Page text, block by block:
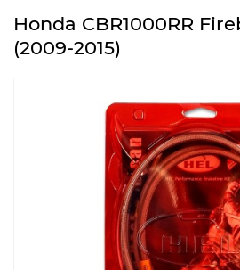
Honda CBR1000RR
(2009-2015)